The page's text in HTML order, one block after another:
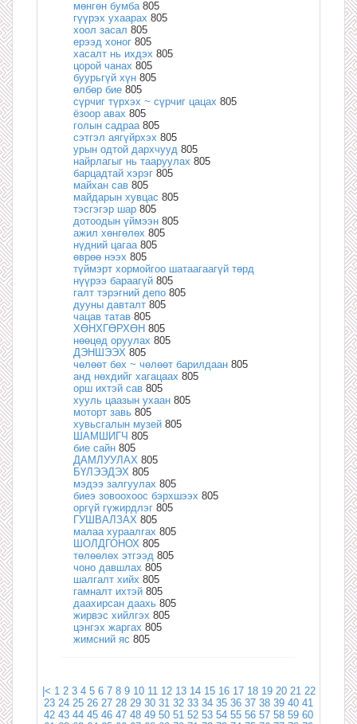
мөнгөн бумба 805
гүүрэх ухаарах 805
хоол засал 805
ерээд хоног 805
хасалт нь ихдэх 805
цорой чанах 805
буурьгүй хүн 805
өлбөр бие 805
сүрчиг түрхэх ~ сүрчиг цацах 805
ёзоор авах 805
голын садраа 805
сэтгэл аягүйрхэх 805
урын одтой дархчууд 805
найрлагыг нь тааруулах 805
барцадтай хэрэг 805
майхан сав 805
майдарын хувцас 805
тэсгэгэр шар 805
дотоодын үймээн 805
ажил хөнгөлөх 805
нүдний цагаа 805
өврөө нээх 805
түймэрт хормойгоо шатаагаагүй төрд
нүүрээ бараагүй 805
галт тэрэгний депо 805
дууны давталт 805
чацав татав 805
ХӨНХГӨРХӨН 805
нөөцөд оруулах 805
ДЭНШЭЭХ 805
чөлөөт бөх ~ чөлөөт барилдаан 805
анд нөхдийг хагацаах 805
орш ихтэй сав 805
хууль цаазын ухаан 805
моторт завь 805
хувьсгалын музей 805
ШАМШИГЧ 805
бие сайн 805
ДАМЛУУЛАХ 805
БҮЛЭЭДЭХ 805
мэдээ залгуулах 805
биеэ зовоохоос бэрхшээх 805
оргүй гүжирдлэг 805
ГУШВАЛЗАХ 805
малаа хураалгах 805
ШОЛДГОНОХ 805
төлөөлөх этгээд 805
чоно давшлах 805
шалгалт хийх 805
гамналт ихтэй 805
даахирсан даахь 805
жирвэс хийлгэх 805
цэнгэх жаргах 805
жимсний яс 805
|< 1 2 3 4 5 6 7 8 9 10 11 12 13 14 15 16 17 18 19 20 21 22
23 24 25 26 27 28 29 30 31 32 33 34 35 36 37 38 39 40 41
42 43 44 45 46 47 48 49 50 51 52 53 54 55 56 57 58 59 60